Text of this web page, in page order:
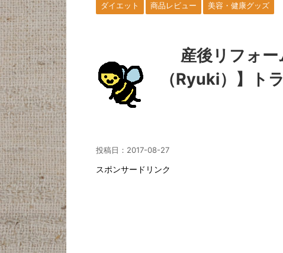
ダイエット 商品レビュー 美容・健康グッズ
産後リフォ
（Ryuki）】ト
投稿日： 2017-08-27
スポンサードリンク